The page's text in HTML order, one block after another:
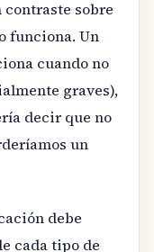
sobre
funciona. Un
cuando no
graves),
decir que no
un
debe
cada tipo de